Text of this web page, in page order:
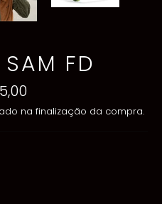
FD
na finalização da compra.